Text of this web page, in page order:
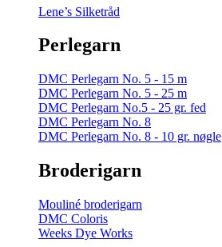
Lene’s Silketråd
Perlegarn
DMC Perlegarn No. 5 - 15 m
DMC Perlegarn No. 5 - 25 m
DMC Perlegarn No.5 - 25 gr. fed
DMC Perlegarn No. 8
DMC Perlegarn No. 8 - 10 gr. nøgle
Broderigarn
Mouliné broderigarn
DMC Coloris
Weeks Dye Works